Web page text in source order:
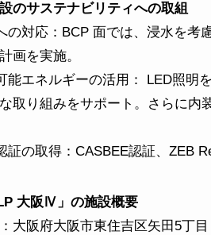
のサステナビリティへの取組
の対応：BCP 面では、浸水を考
画を実施。
能エネルギーの活用： LED照明
取り組みをサポート。さらに内
証の取得：CASBEE認証、ZEB
大阪Ⅳ」の施設概要
大阪府大阪市東住吉区矢田5丁目